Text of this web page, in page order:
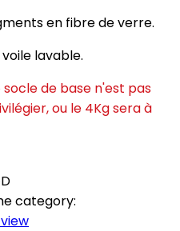
en fibre de verre.
lavable.
socle de base n'est pas
ou le 4Kg sera à
category: